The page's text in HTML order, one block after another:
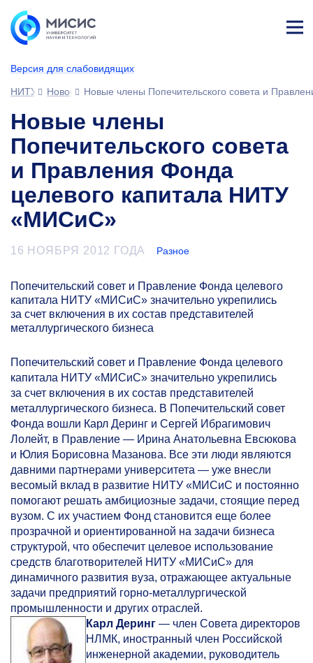
Версия для слабовидящих
ине
НИТУ МИСИС
НовостиНовые члены Попечительского совета и
Новые члены
Попечительского совета
и Правления Фонда
целевого капитала НИТУ
«МИСиС»
16 НОЯБРЯ 2012 ГОДА Разное
Попечительский совет и Правление Фонда целевого
капитала НИТУ «МИСиС» значительно укрепились
за счет включения в их состав представителей
металлургического бизнеса
Попечительский совет и Правление Фонда целевого
капитала НИТУ «МИСиС» значительно укрепились
за счет включения в их состав представителей
металлургического бизнеса. В Попечительский совет
Фонда вошли Карл Деринг и Сергей Ибрагимович
Лолейт, в Правление — Ирина Анатольевна Евсюкова
и Юлия Борисовна Мазанова. Все эти люди являются
давними партнерами университета — уже внесли
весомый вклад в развитие НИТУ «МИСиС и постоянно
помогают решать амбициозные задачи, стоящие перед
вузом. С их участием Фонд становится еще более
прозрачной и ориентированной на задачи бизнеса
структурой, что обеспечит целевое использование
средств благотворителей НИТУ «МИСиС» для
динамичного развития вуза, отражающее актуальные
задачи предприятий горно-металлургической
промышленности и других отраслей.
Карл Деринг — член Совета директоров
НЛМК, иностранный член Российской
инженерной академии, руководитель